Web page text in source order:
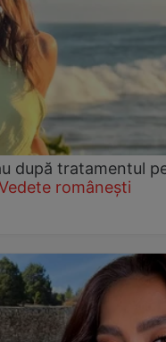
după tratamentul
românești